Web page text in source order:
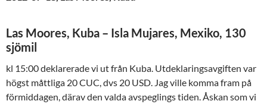
Las Moores, Kuba – Isla Mujares, Mexiko, 130
sjömil
kl 15:00 deklarerade vi ut från Kuba. Utdeklaringsavgiften var
högst måttliga 20 CUC, dvs 20 USD. Jag ville komma fram på
förmiddagen, därav den valda avspeglings tiden. Åskan som vi